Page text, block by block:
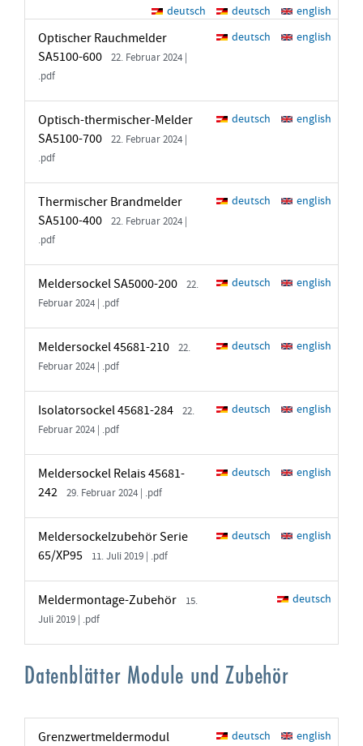
deutsch deutsch english
Optischer Rauchmelder
SA5100-600
22. Februar 2024 |
.pdf
deutsch english
Optisch-thermischer-Melder
SA5100-700
22. Februar 2024 |
.pdf
deutsch english
Thermischer Brandmelder
SA5100-400
22. Februar 2024 |
.pdf
deutsch english
Meldersockel SA5000-200
22.
Februar 2024 | .pdf
deutsch english
Meldersockel 45681-210
22.
Februar 2024 | .pdf
deutsch english
Isolatorsockel 45681-284
22.
Februar 2024 | .pdf
deutsch english
Meldersockel Relais 45681-
242
29. Februar 2024 | .pdf
deutsch english
Meldersockelzubehör Serie
65/XP95
11. Juli 2019 | .pdf
deutsch english
Meldermontage-Zubehör
15.
Juli 2019 | .pdf
deutsch
Datenblätter Module und Zubehör
Grenzwertmeldermodul
deutsch english